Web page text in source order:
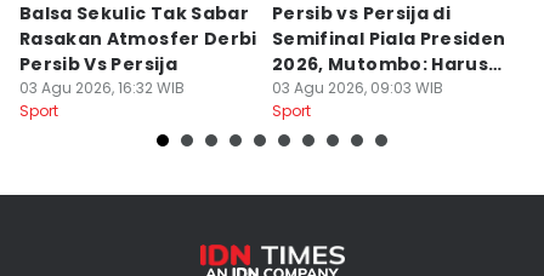
Balsa Sekulic Tak Sabar
Rasakan Atmosfer Derbi
Persib Vs Persija
03 Agu 2026, 16:32 WIB
Sport
Persib vs Persija di
Semifinal Piala Presiden
2026, Mutombo: Harus
Menang
03 Agu 2026, 09:03 WIB
Sport